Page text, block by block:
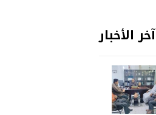
آخر الأخبار